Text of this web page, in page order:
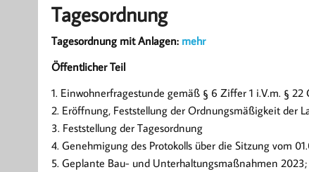
Tagesordnung
Tagesordnung mit Anlagen: mehr
Öffentlicher Teil
1. Einwohnerfragestunde gemäß § 6 Ziffer 1 i.V.m. § 22
2. Eröffnung, Feststellung der Ordnungsmäßigkeit der
3. Feststellung der Tagesordnung
4. Genehmigung des Protokolls über die Sitzung vom
5. Geplante Bau- und Unterhaltungsmaßnahmen 2023;